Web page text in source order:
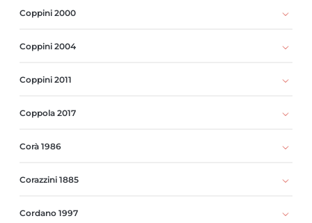
Coppini 2000
Coppini 2004
Coppini 2011
Coppola 2017
Corà 1986
Corazzini 1885
Cordano 1997